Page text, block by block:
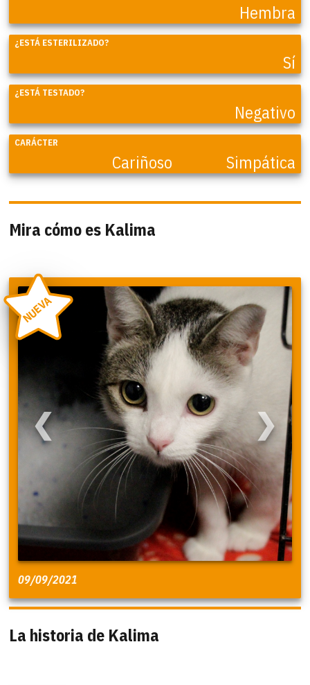
Hembra
¿ESTÁ ESTERILIZADO?
Sí
¿ESTÁ TESTADO?
Negativo
CARÁCTER
Cariñoso Simpática
Mira cómo es Kalima
❮ ❯
NUEVA
09/09/2021
La historia de Kalima